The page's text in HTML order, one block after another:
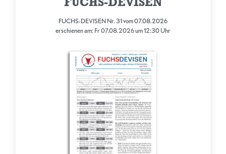
FUCHS-DEVISEN
FUCHS-DEVISEN Nr. 31 vom 07.08.2026
erschienen am: Fr 07.08.2026 um 12:30 Uhr